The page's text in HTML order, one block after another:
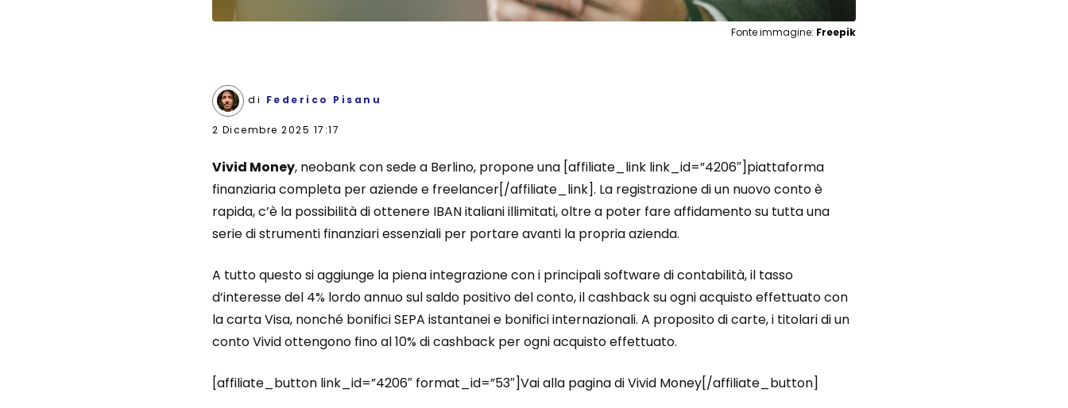
Fonte immagine: Freepik
di Federico Pisanu
2 Dicembre 2025 17:17
Vivid Money, neobank con sede a Berlino, propone una [affiliate_link link_id=”4206″]piattaforma
finanziaria completa per aziende e freelancer[/affiliate_link]. La registrazione di un nuovo conto è
rapida, c’è la possibilità di ottenere IBAN italiani illimitati, oltre a poter fare affidamento su tutta una
serie di strumenti finanziari essenziali per portare avanti la propria azienda.
A tutto questo si aggiunge la piena integrazione con i principali software di contabilità, il tasso
d’interesse del 4% lordo annuo sul saldo positivo del conto, il cashback su ogni acquisto effettuato con
la carta Visa, nonché bonifici SEPA istantanei e bonifici internazionali. A proposito di carte, i titolari di un
conto Vivid ottengono fino al 10% di cashback per ogni acquisto effettuato.
[affiliate_button link_id=”4206″ format_id=”53″]Vai alla pagina di Vivid Money[/affiliate_button]